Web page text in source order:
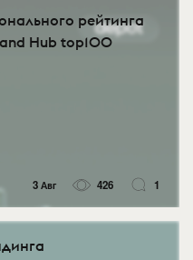
рейтинга
Hub top100
3 Авг 426 1